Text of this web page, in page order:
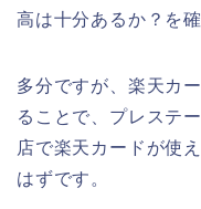
高は十分あるか？を
多分ですが、楽天カ
ることで、プレステ
店で楽天カードが使
はずです。